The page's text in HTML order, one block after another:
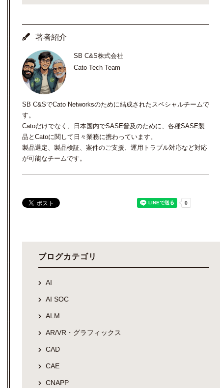
著者紹介
SB C&S株式会社
Cato Tech Team
SB C&SでCato Networksのために結成されたスペシャルチームで
す。
Catoだけでなく、日本国内でSASE普及のために、各種SASE製
品とCatoに関して日々業務に携わっています。
製品選定、製品検証、案件のご支援、運用トラブル対応など対応
が可能なチームです。
ブログカテゴリ
AI
AI SOC
ALM
AR/VR・グラフィックス
CAD
CAE
CNAPP